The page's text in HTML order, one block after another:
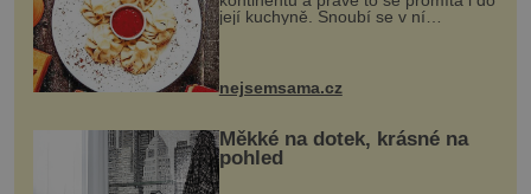
její kuchyně. Snoubí se v ní
evropské a asijské chutě a díky tomu
pokrmy, které rozhodně st...
nejsemsama.cz
Měkké na dotek, krásné na
pohled